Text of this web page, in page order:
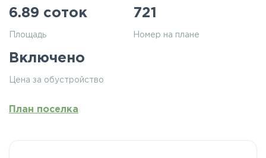
6.89 соток
Площадь
721
Номер на плане
Включено
Цена за обустройство
План поселка